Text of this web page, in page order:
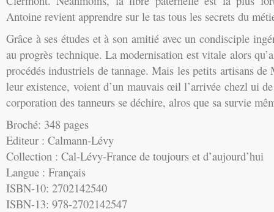
Antoine revient apprendre sur le tas tous les secrets du
Grâce à ses études et à son amitié avec un condisciple
au progrès technique. La modernisation est vitale alors
procédés industriels de tannage. Mais les petits artisans de
leur existence, voient d’un mauvais œil l’arrivée chezl ui
corporation des tanneurs se déchire, alros que sa survie
Broché: 348 pages
Editeur : Calmann-Lévy
Collection : Cal-Lévy-France de toujours et d’aujourd’hui
Langue : Français
ISBN-10: 2702142540
ISBN-13: 978-2702142547